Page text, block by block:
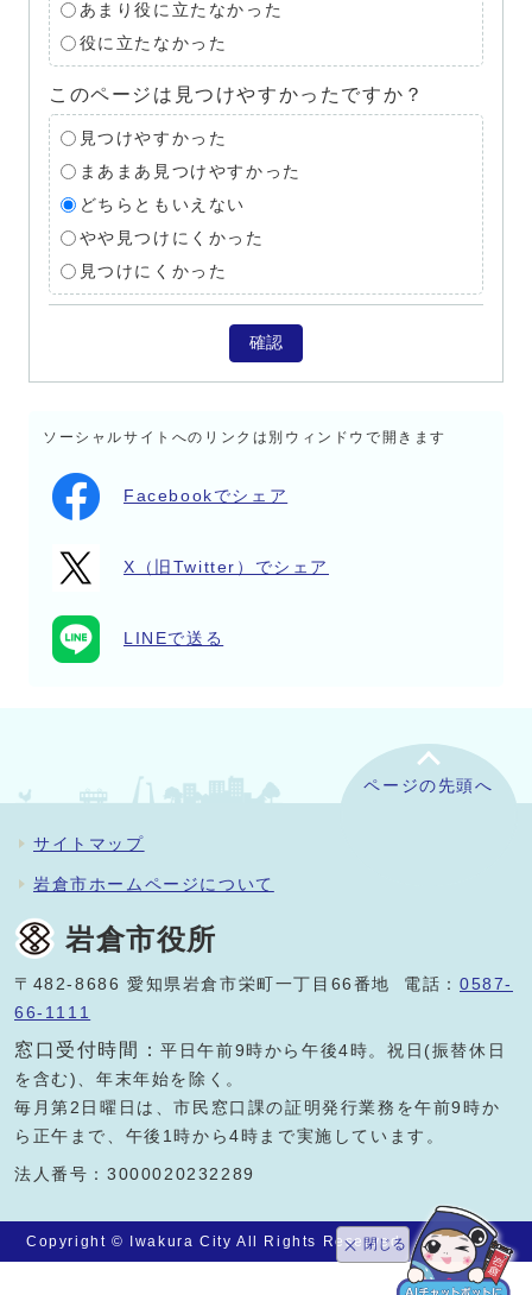
あまり役に立たなかった
役に立たなかった
このページは見つけやすかったですか？
見つけやすかった
まあまあ見つけやすかった
どちらともいえない
やや見つけにくかった
見つけにくかった
確認
ソーシャルサイトへのリンクは別ウィンドウで開きます
Facebookでシェア
X（旧Twitter）でシェア
LINEで送る
閉じる
ページの先頭へ
サイトマップ
岩倉市ホームページについて
岩倉市役所
〒482-8686 愛知県岩倉市栄町一丁目66番地 電話：0587-
66-1111
窓口受付時間：平日午前9時から午後4時。祝日(振替休日
を含む)、年末年始を除く。
毎月第2日曜日は、市民窓口課の証明発行業務を午前9時か
ら正午まで、午後1時から4時まで実施しています。
法人番号：3000020232289
Copyright © Iwakura City All Rights Reserved.